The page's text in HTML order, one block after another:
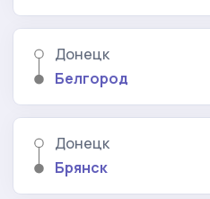
Донецк
Белгород
Донецк
Брянск